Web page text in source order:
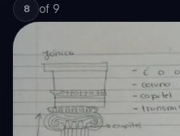
8 of 9